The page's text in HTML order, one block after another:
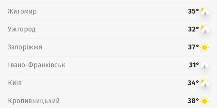
Житомир 35°
Ужгород 32°
Запоріжжя 37°
Івано-Франківськ 31°
Київ 34°
Кропивницький 38°